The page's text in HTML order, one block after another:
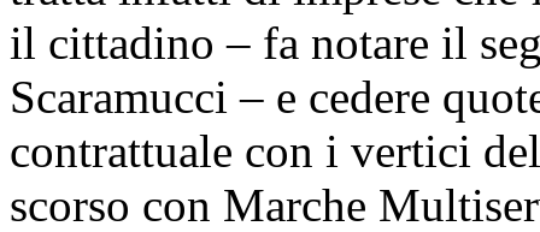
il cittadino – fa notare il
Scaramucci – e cedere
contrattuale con i vertici
scorso con Marche